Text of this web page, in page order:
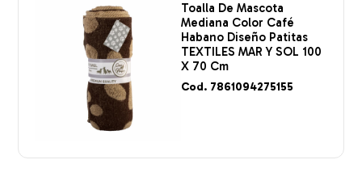
Toalla De Mascota
Mediana Color Café
Habano Diseño Patitas
TEXTILES MAR Y SOL 100
X 70 Cm
Cod. 7861094275155